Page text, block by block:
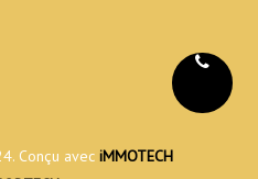
Conçu avec iMMOTECH